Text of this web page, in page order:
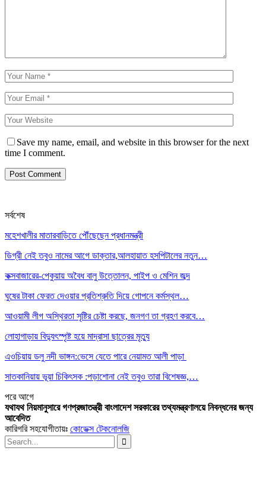
Save my name, email, and website in this browser for the next
time I comment.
সর্বশেষ
মহেশখালীর মাতারবাড়িতে পৌঁছেছেন প্রধানমন্ত্রী
ডিগ্রী নেই তবুও নামের আগে ডাক্তার,আলহায়াত হসপিটালের নতুন…
কক্সবাজারের-পেকুয়ায় অবৈধ বালু উত্তোলন, পাইপ ও মেশিন জব্দ
ঘুষের টাকা ফেরত দেওয়ার প্রতিশ্রুতি দিয়ে গোপনে কর্মস্থল…
আওয়ামী লীগ অস্থিরতা সৃষ্টির চেষ্টা করছে, জনগণ তা গ্রহণ করবে…
লোহাগাড়ায় বিদ্যুৎস্পৃষ্ট হয়ে মাদ্রাসা ছাত্রের মৃত্যু
এওচিয়ায় ডলু নদী ভাঙ্গন:ভেসে যেতে পারে নেয়ামত আলী পাড়া
সাতকানিয়ায় ভূয়া চিকিৎসক :পড়াশোনা নেই তবুও তারা বিশেষজ্ঞ,…
পরেআগে
যথাযথ নিয়মানুসারে গণপ্রজাতন্ত্রী বাংলাদেশ সরকারের তথ্যমন্ত্রণালয়ে নিবন্ধনের জন্য
আবেদিত
কারিগরি সহযোগীতায়ঃ কোডেক্স টেকনোলজি